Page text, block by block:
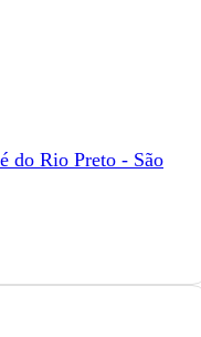
do Rio Preto - São